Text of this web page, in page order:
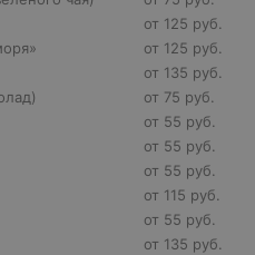
от 125 руб.
от 125 руб.
от 135 руб.
от 75 руб.
от 55 руб.
от 55 руб.
от 55 руб.
от 115 руб.
от 55 руб.
от 135 руб.